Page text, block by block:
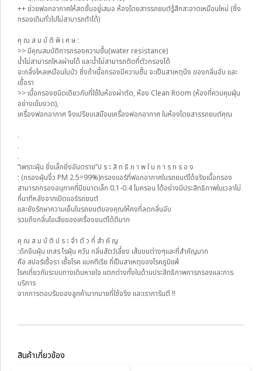
++ ช่วยฟอกอากาศให้สดชื่นอยู่เสมอ ห้องโดยสารรถยนต์รู้สึกสะอาดเหมือนใหม่ (ซึ่ง
กรองเดิมทั่วไปไม่สามารถทำได้)
คุ ณ ส ม บั ติ พิ เ ศ ษ :
>> มีคุณสมบัติการกรองความชื้น(water resistance)
น้ำไม่สามารถไหลผ่านได้ และน้ำไม่สามารถติดที่ตัวกรองได้
จะกลิ้งไหลเหมือนใบบัว ซึ่งถ้าเนื้อกรองมีความชื้น จะเป็นสาเหตุนึง ของกลิ่นอับ และ
เชื้อรา
>> เนื้อกรองชนิดเดียวกับที่ใช้ในห้องผ่าตัด, ห้อง Clean Room (ห้องที่ควบคุมฝุ่น
อย่างเข้มงวด),
เครื่องฟอกอากาศ จึงเปรียบเสมือนเครื่องฟอกอากาศ ในห้องโดยสารรถยนต์คุณ
.
.
.
“เพราะฝุ่น ยิ่งเล็กยิ่งอันตราย”ป ร ะ สิ ท ธิ ภ า พ ใ น ก า ร ก ร อ ง
: (กรองฝุ่นจิ๋ว PM 2.5=99%)กรองแอร์ที่ฟอกอากาศในรถยนต์ได้จริงเนื้อกรอง
สามารถกรองอนุภาคที่มีขนาดเล็ก 0.1-0.4 ไมครอน ได้อย่างมีประสิทธิภาพในเวลาไม่
กี่นาทีหลังจากเปิดแอร์รถยนต์
และยังรักษาความเย็นในรถยนต์ของคุณให้คงที่ลดกลิ่นอับ
รวมถึงกลิ่นไอเสียของเครื่องยนต์ได้ดีมาก
คุ ณ ส ม บั ติ ป ร ะ จำ ตั ว ที่ สำ คั ญ
:ดักจับฝุ่น เกสร ไรฝุ่น ควัน กลิ่นสัตว์เลี้ยง เส้นขนต่างๆและที่สำคัญมาก
คือ สปอร์เชื้อรา เชื้อโรค แบคทีเรีย ที่เป็นสาเหตุของโรคภูมิแพ้
โรคเกี่ยวกับระบบทางเดินหายใจ แตกต่างทั้งในด้านประสิทธิภาพการกรองและการ
บริการ
จากการตอบรับของลูกค้ามากมายที่ใช้จริง และเราการันตี !!
สินค้าเกี่ยวข้อง